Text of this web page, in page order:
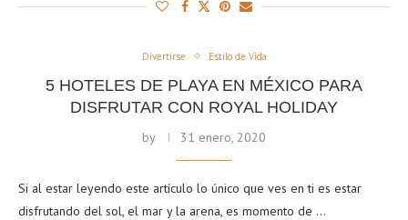
Divertirse Estilo de Vida
5 HOTELES DE PLAYA EN MÉXICO PARA
DISFRUTAR CON ROYAL HOLIDAY
by 31 enero, 2020
Si al estar leyendo este artículo lo único que ves en ti es estar
disfrutando del sol, el mar y la arena, es momento de …